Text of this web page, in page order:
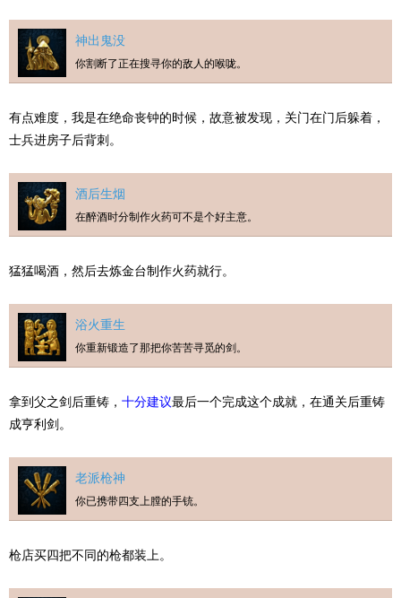
神出鬼没
你割断了正在搜寻你的敌人的喉咙。
有点难度，我是在绝命丧钟的时候，故意被发现，关门在门后躲着，
士兵进房子后背刺。
酒后生烟
在醉酒时分制作火药可不是个好主意。
猛猛喝酒，然后去炼金台制作火药就行。
浴火重生
你重新锻造了那把你苦苦寻觅的剑。
拿到父之剑后重铸， 十分建议最后一个完成这个成就，在通关后重铸
成亨利剑。
老派枪神
你已携带四支上膛的手铳。
枪店买四把不同的枪都装上。